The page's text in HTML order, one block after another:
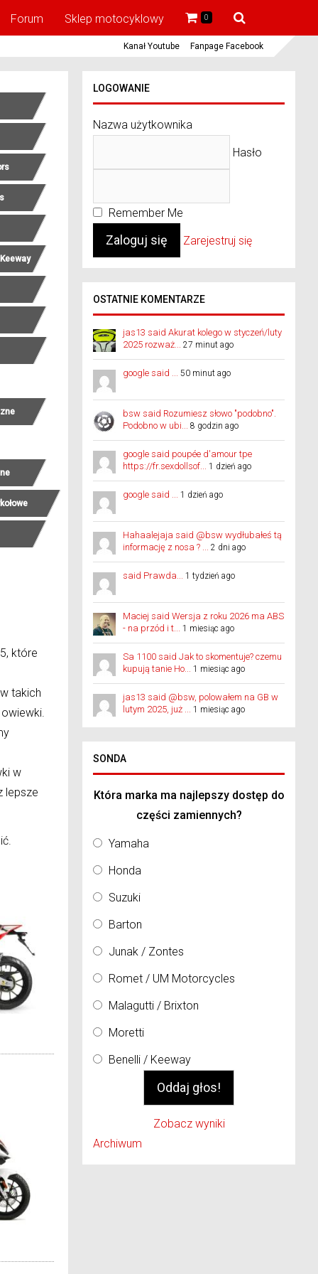
Forum Sklep motocyklowy 0
Kanał Youtube Fanpage Facebook
które
takich
w
lepsze
LOGOWANIE
Nazwa użytkownika
Hasło
Remember Me
Zarejestruj się
OSTATNIE KOMENTARZE
jas13 said Akurat kolego w styczeń/luty
2025 rozważ... 27 minut ago
google said ... 50 minut ago
bsw said Rozumiesz słowo "podobno".
Podobno w ubi... 8 godzin ago
google said poupée d'amour tpe
https://fr.sexdollsof... 1 dzień ago
google said ... 1 dzień ago
Hahaalejaja said @bsw wydłubałeś tą
informację z nosa ? ... 2 dni ago
said Prawda... 1 tydzień ago
Maciej said Wersja z roku 2026 ma ABS
- na przód i t... 1 miesiąc ago
Sa 1100 said Jak to skomentuje? czemu
kupują tanie Ho... 1 miesiąc ago
jas13 said @bsw, polowałem na GB w
lutym 2025, już ... 1 miesiąc ago
SONDA
Która marka ma najlepszy dostęp do
części zamiennych?
Yamaha
Honda
Suzuki
Barton
Junak / Zontes
Romet / UM Motorcycles
Malagutti / Brixton
Moretti
Benelli / Keeway
Zobacz wyniki
Archiwum